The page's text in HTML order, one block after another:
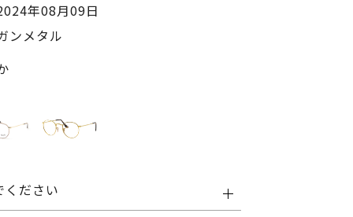
年08月09日
ンメタル
ください